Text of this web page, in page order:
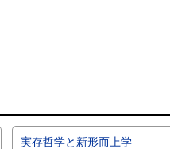
実存哲学と新形而上学